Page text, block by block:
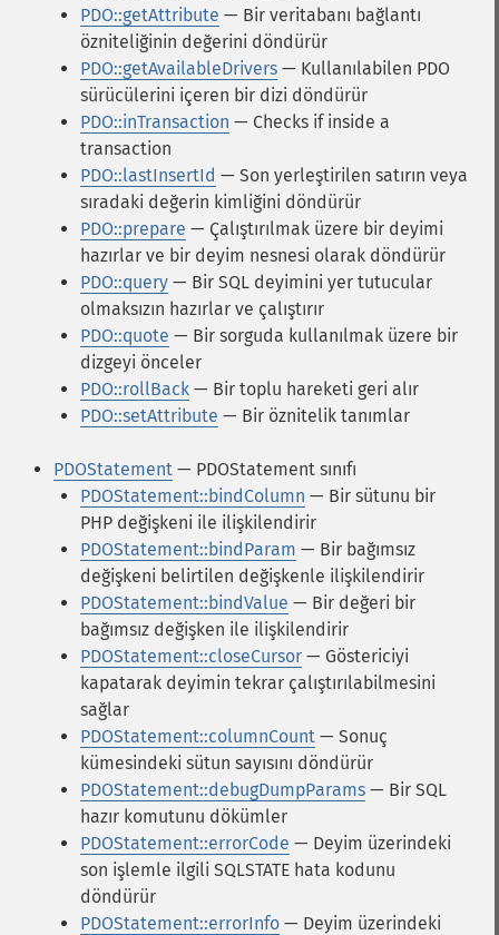
PDO::getAttribute — Bir veritabanı bağlantı
özniteliğinin değerini döndürür
PDO::getAvailableDrivers — Kullanılabilen PDO
sürücülerini içeren bir dizi döndürür
PDO::inTransaction — Checks if inside a
transaction
PDO::lastInsertId — Son yerleştirilen satırın veya
sıradaki değerin kimliğini döndürür
PDO::prepare — Çalıştırılmak üzere bir deyimi
hazırlar ve bir deyim nesnesi olarak döndürür
PDO::query — Bir SQL deyimini yer tutucular
olmaksızın hazırlar ve çalıştırır
PDO::quote — Bir sorguda kullanılmak üzere bir
dizgeyi önceler
PDO::rollBack — Bir toplu hareketi geri alır
PDO::setAttribute — Bir öznitelik tanımlar
PDOStatement — PDOStatement sınıfı
PDOStatement::bindColumn — Bir sütunu bir
PHP değişkeni ile ilişkilendirir
PDOStatement::bindParam — Bir bağımsız
değişkeni belirtilen değişkenle ilişkilendirir
PDOStatement::bindValue — Bir değeri bir
bağımsız değişken ile ilişkilendirir
PDOStatement::closeCursor — Göstericiyi
kapatarak deyimin tekrar çalıştırılabilmesini
sağlar
PDOStatement::columnCount — Sonuç
kümesindeki sütun sayısını döndürür
PDOStatement::debugDumpParams — Bir SQL
hazır komutunu dökümler
PDOStatement::errorCode — Deyim üzerindeki
son işlemle ilgili SQLSTATE hata kodunu
döndürür
PDOStatement::errorInfo — Deyim üzerindeki